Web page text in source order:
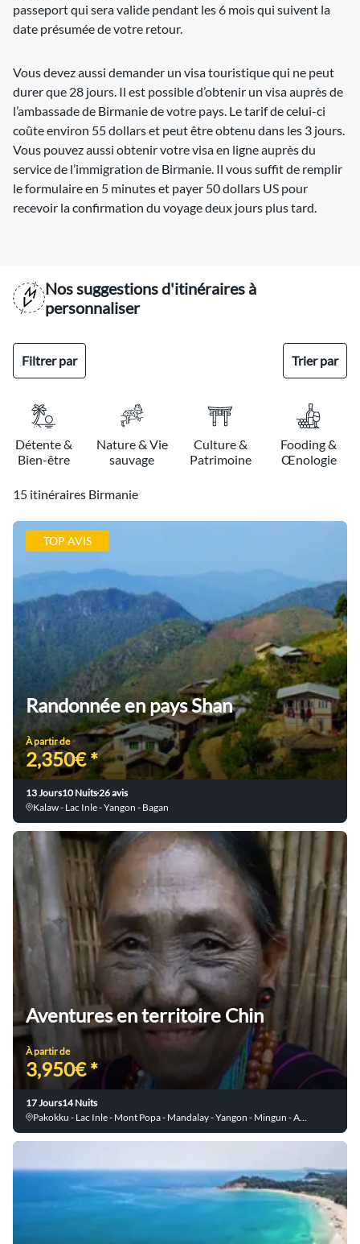
passeport qui sera valide pendant les 6 mois qui suivent la
date présumée de votre retour.
Vous devez aussi demander un visa touristique qui ne peut
durer que 28 jours. Il est possible d’obtenir un visa auprès de
l’ambassade de Birmanie de votre pays. Le tarif de celui-ci
coûte environ 55 dollars et peut être obtenu dans les 3 jours.
Vous pouvez aussi obtenir votre visa en ligne auprès du
service de l’immigration de Birmanie. Il vous suffit de remplir
le formulaire en 5 minutes et payer 50 dollars US pour
recevoir la confirmation du voyage deux jours plus tard.
Nos suggestions d'itinéraires à
personnaliser
Filtrer par Trier par
Détente &
Bien-être
Nature & Vie
sauvage
Culture &
Patrimoine
Fooding &
Œnologie
15 itinéraires Birmanie
TOP AVIS
Randonnée en pays Shan
À partir de
2,350€ *
13 Jours10 Nuits 26 avis
Kalaw - Lac Inle - Yangon - Bagan
Aventures en territoire Chin
À partir de
3,950€ *
17 Jours14 Nuits